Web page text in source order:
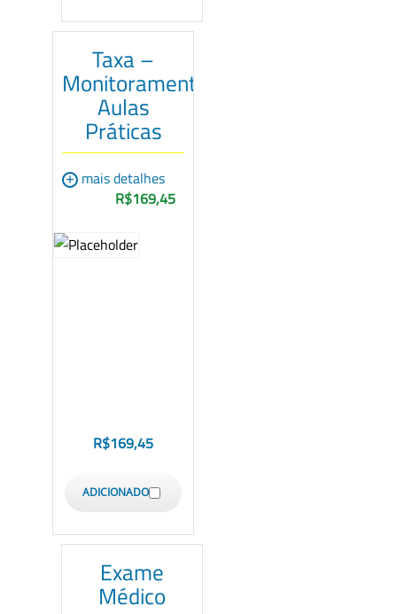
Taxa –
Monitoramento
Aulas
Práticas
+ mais detalhes
R$169,45
R$169,45
ADICIONADO
Exame
Médico